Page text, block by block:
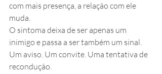
com mais presença, a relação com ele
muda.
O sintoma deixa de ser apenas um
inimigo e passa a ser também um sinal.
Um aviso. Um convite. Uma tentativa de
recondução.